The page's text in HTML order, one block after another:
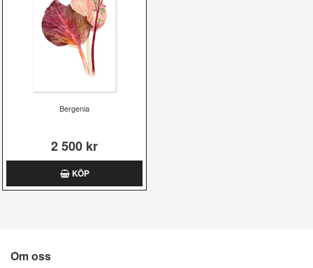
Bergenia
2 500 kr
KÖP
Om oss